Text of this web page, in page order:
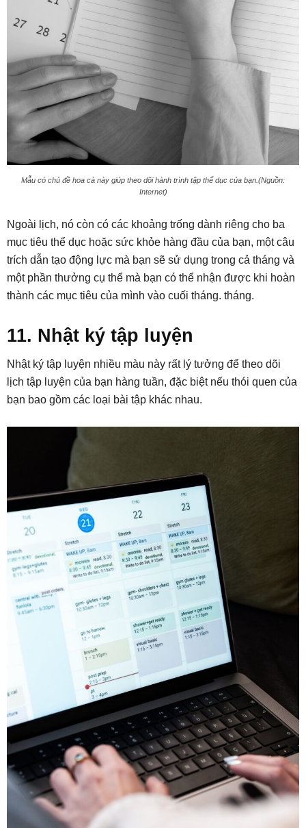
Mẫu có chủ đề hoa cà này giúp theo dõi hành trình tập thể dục của bạn.(Nguồn:
Internet)
Ngoài lịch, nó còn có các khoảng trống dành riêng cho ba
mục tiêu thể dục hoặc sức khỏe hàng đầu của bạn, một câu
trích dẫn tạo động lực mà bạn sẽ sử dụng trong cả tháng và
một phần thưởng cụ thể mà bạn có thể nhận được khi hoàn
thành các mục tiêu của mình vào cuối tháng. tháng.
11. Nhật ký tập luyện
Nhật ký tập luyện nhiều màu này rất lý tưởng để theo dõi
lịch tập luyện của bạn hàng tuần, đặc biệt nếu thói quen của
bạn bao gồm các loại bài tập khác nhau.